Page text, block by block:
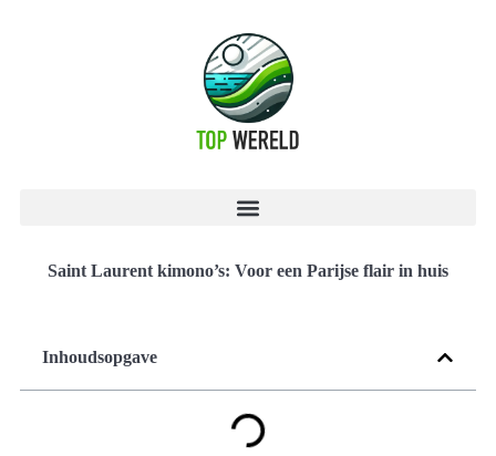
Saint Laurent kimono’s: Voor een Parijse flair in huis
Inhoudsopgave